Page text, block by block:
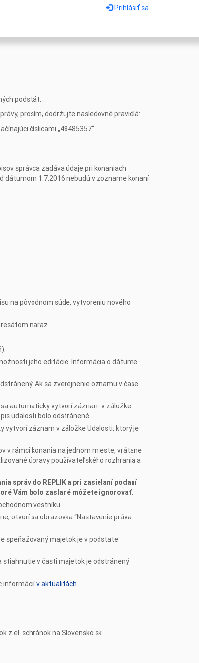
Prihlásiť sa
podstát.
prosím, dodržujte nasledovné pravidlá:
číslicami „48485357“.
správca zadáva údaje pri konaniach
dátumom 1.7.2016 nebudú v zozname konaní
na pôvodnom súde, vytvoreniu nového
naraz.
jeho editácie. Informácia o dátume
Ak sa zverejnenie oznamu v čase
automaticky vytvorí záznam v záložke
udalosti bolo odstránené.
vytvorí záznam v záložke Udalosti, ktorý je
v rámci konania na jednom mieste, vrátane
úpravy používateľského rozhrania a
správ do REPLIK a pri zasielaní podaní
Vám bolo zaslané môžete ignorovať.
vestníku.
otvorí sa obrazovka “Nastavenie práva
speňažovaný majetok je v podstate
stiahnutie v časti majetok je odstránený
informáciív aktualitách
z el. schránok na Slovensko.sk.